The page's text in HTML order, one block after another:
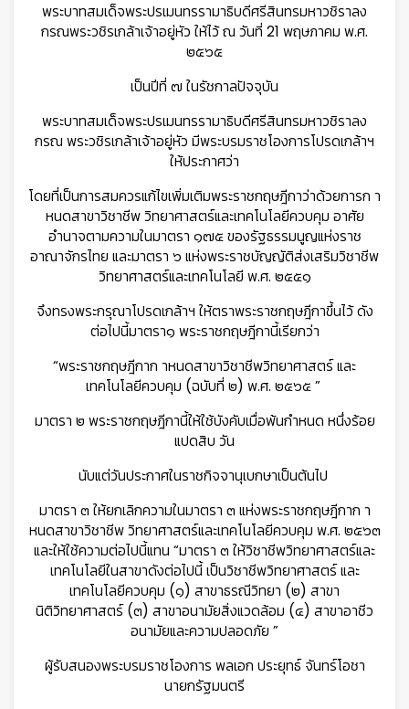
พระบาทสมเด็จพระปรเมนทรรามาธิบดีศรีสินทรมหาวชิราลง
กรณพระวชิรเกล้าเจ้าอยู่หัว ให้ไว้ ณ วันที่ 21 พฤษภาคม พ.ศ.
๒๕๖๕
เป็นปีที่ ๗ ในรัชกาลปัจจุบัน
พระบาทสมเด็จพระปรเมนทรรามาธิบดีศรีสินทรมหาวชิราลง
กรณ พระวชิรเกล้าเจ้าอยู่หัว มีพระบรมราชโองการโปรดเกล้าฯ
ให้ประกาศว่า
โดยที่เป็นการสมควรแก้ไขเพิ่มเติมพระราชกฤษฎีกาว่าด้วยการก า
หนดสาขาวิชาชีพ วิทยาศาสตร์และเทคโนโลยีควบคุม อาศัย
อำนาจตามความในมาตรา ๑๗๕ ของรัฐธรรมนูญแห่งราช
อาณาจักรไทย และมาตรา ๖ แห่งพระราชบัญญัติส่งเสริมวิชาชีพ
วิทยาศาสตร์และเทคโนโลยี พ.ศ. ๒๕๕๑
จึงทรงพระกรุณาโปรดเกล้าฯ ให้ตราพระราชกฤษฎีกาขึ้นไว้ ดัง
ต่อไปนี้มาตรา๑ พระราชกฤษฎีกานี้เรียกว่า
“พระราชกฤษฎีกาก าหนดสาขาวิชาชีพวิทยาศาสตร์ และ
เทคโนโลยีควบคุม (ฉบับที่ ๒) พ.ศ. ๒๕๖๕ ”
มาตรา ๒ พระราชกฤษฎีกานี้ให้ใช้บังคับเมื่อพ้นกำหนด หนึ่งร้อย
แปดสิบ วัน
นับแต่วันประกาศในราชกิจจานุเบกษาเป็นต้นไป
มาตรา ๓ ให้ยกเลิกความในมาตรา ๓ แห่งพระราชกฤษฎีกาก า
หนดสาขาวิชาชีพ วิทยาศาสตร์และเทคโนโลยีควบคุม พ.ศ. ๒๕๖๓
และให้ใช้ความต่อไปนี้แทน “มาตรา ๓ ให้วิชาชีพวิทยาศาสตร์และ
เทคโนโลยีในสาขาดังต่อไปนี้ เป็นวิชาชีพวิทยาศาสตร์ และ
เทคโนโลยีควบคุม (๑) สาขาธรณีวิทยา (๒) สาขา
นิติวิทยาศาสตร์ (๓) สาขาอนามัยสิ่งแวดล้อม (๔) สาขาอาชีว
อนามัยและความปลอดภัย ”
ผู้รับสนองพระบรมราชโองการ พลเอก ประยุทธ์ จันทร์โอชา
นายกรัฐมนตรี